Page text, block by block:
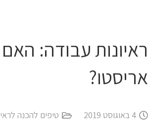
ראיונות עבודה:
אריסטו?
4 באוגוסט 2019 טיפים להכנה